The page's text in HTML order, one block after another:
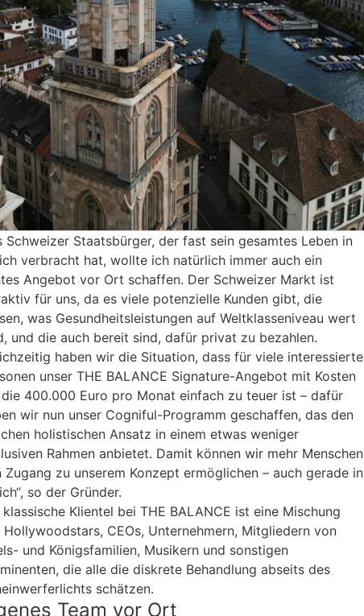
Schweizer Staatsbürger, der fast sein gesamtes Leben in
verbracht hat, wollte ich natürlich immer auch ein
Angebot vor Ort schaffen. Der Schweizer Markt ist
für uns, da es viele potenzielle Kunden gibt, die
was Gesundheitsleistungen auf Weltklasseniveau wert
und die auch bereit sind, dafür privat zu bezahlen.
haben wir die Situation, dass für viele interessierte
unser THE BALANCE Signature-Angebot mit Kosten
die 400.000 Euro pro Monat einfach zu teuer ist – dafür
wir nun unser Cogniful-Programm geschaffen, das den
holistischen Ansatz in einem etwas weniger
Rahmen anbietet. Damit können wir mehr Menschen
Zugang zu unserem Konzept ermöglichen – auch gerade in
so der Gründer.
klassische Klientel bei THE BALANCE ist eine Mischung
Hollywoodstars, CEOs, Unternehmern, Mitgliedern von
und Königsfamilien, Musikern und sonstigen
die alle die diskrete Behandlung abseits des
schätzen.
Team vor Ort